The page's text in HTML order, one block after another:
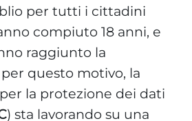
per tutti i cittadini
compiuto 18 anni, e
raggiunto la
questo motivo, la
la protezione dei dati
) sta lavorando su una